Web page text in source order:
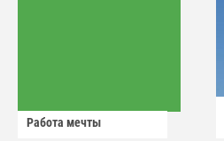
Работа мечты